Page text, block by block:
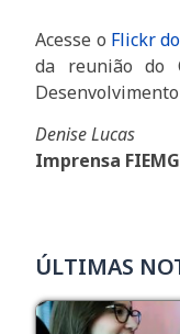
Acesse o Flickr
da reunião do
Desenvolvimento
Denise Lucas
Imprensa FIEMG
ÚLTIMAS